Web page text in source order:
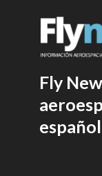
Fly
español